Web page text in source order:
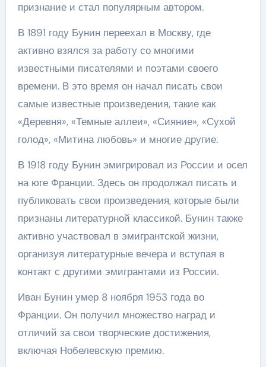
признание и стал популярным автором.
В 1891 году Бунин переехал в Москву, где
активно взялся за работу со многими
известными писателями и поэтами своего
времени. В это время он начал писать свои
самые известные произведения, такие как
«Деревня», «Темные аллеи», «Сияние», «Сухой
голод», «Митина любовь» и многие другие.
В 1918 году Бунин эмигрировал из России и осел
на юге Франции. Здесь он продолжал писать и
публиковать свои произведения, которые были
признаны литературной классикой. Бунин также
активно участвовал в эмигрантской жизни,
организуя литературные вечера и вступая в
контакт с другими эмигрантами из России.
Иван Бунин умер 8 ноября 1953 года во
Франции. Он получил множество наград и
отличий за свои творческие достижения,
включая Нобелевскую премию.